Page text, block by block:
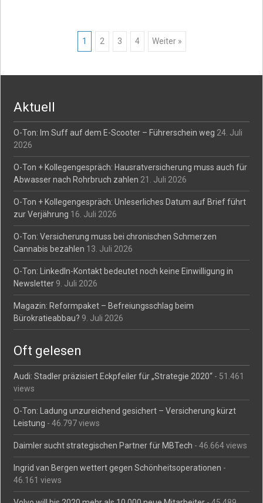
navigation
1 2 3 4 Weiter »
Aktuell
O-Ton: Im Suff auf dem E-Scooter – Führerschein weg 24. Juli
2026
O-Ton + Kollegengespräch: Hausratversicherung muss auch für
Abwasser nach Rohrbruch zahlen 21. Juli 2026
O-Ton + Kollegengespräch: Unleserliches Datum auf Brief führt
zur Verjährung 16. Juli 2026
O-Ton: Versicherung muss bei chronischen Schmerzen
Cannabis bezahlen 13. Juli 2026
O-Ton: LinkedIn-Kontakt bedeutet noch keine Einwilligung in
Newsletter 9. Juli 2026
Magazin: Reformpaket – Befreiungsschlag beim
Bürokratieabbau? 9. Juli 2026
Oft gelesen
Audi: Stadler präzisiert Eckpfeiler für „Strategie 2020“ - 51.461
views
O-Ton: Ladung unzureichend gesichert – Versicherung kürzt
Leistung - 46.797 views
Daimler sucht strategischen Partner für MBTech - 46.664 views
Ingrid van Bergen wettert gegen Schönheitsoperationen -
46.161 views